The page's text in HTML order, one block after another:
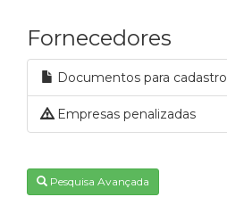
Fornecedores
Documentos para cadastro
Empresas penalizadas
Pesquisa Avançada